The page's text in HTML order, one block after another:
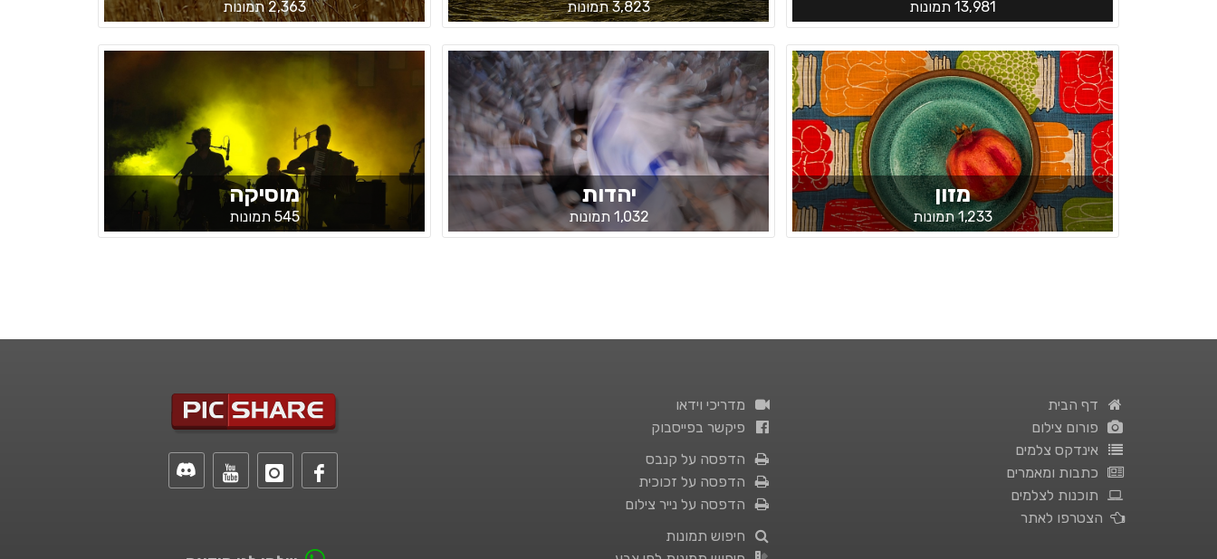
13,981 תמונות 3,823 תמונות 2,363 תמונות
מזון
1,233 תמונות
יהדות
1,032 תמונות
מוסיקה
545 תמונות
מדריכי וידאו
פיקשר בפייסבוק
הדפסה על קנבס
הדפסה על זכוכית
הדפסה על נייר צילום
חיפוש תמונות
דף הבית
פורום צילום
אינדקס צלמים
כתבות ומאמרים
תוכנות לצלמים
הצטרפו לאתר